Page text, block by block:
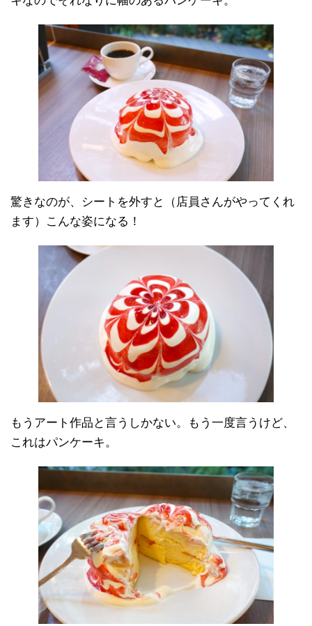
驚きなのが、シートを外すと（店員さんがやってくれ
ます）こんな姿になる！
もうアート作品と言うしかない。もう一度言うけど、
これはパンケーキ。